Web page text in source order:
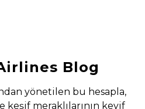
Blog
yönetilen bu hesapla,
keşif meraklılarının keyif